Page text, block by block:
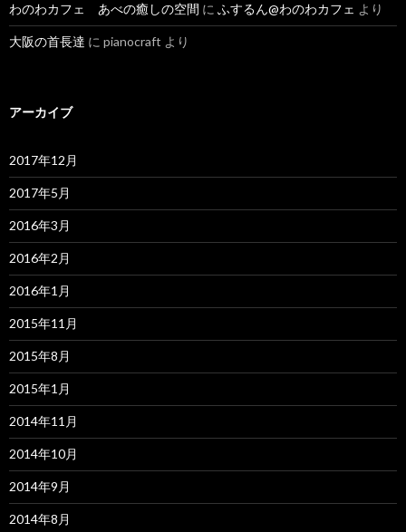
わのわカフェ あべの癒しの空間 に ふするん@わのわカフェ より
大阪の首長達 に pianocraft より
アーカイブ
2017年12月
2017年5月
2016年3月
2016年2月
2016年1月
2015年11月
2015年8月
2015年1月
2014年11月
2014年10月
2014年9月
2014年8月